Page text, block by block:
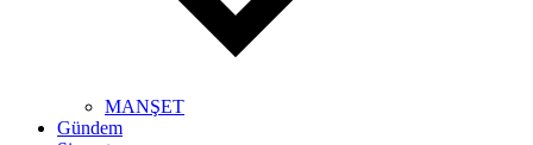
MANŞET
Gündem